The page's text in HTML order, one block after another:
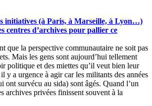
initiatives (à Paris, à Marseille, à Lyon…)
centres d’archives pour pallier ce
que la perspective communautaire ne soit pas
Mais les gens sont aujourd’hui tellement
politique et des miettes qu’il veut bien leur
y a urgence à agir car les militants des années
ont survécu au sida) sont âgés. Quand l’un
archives privées finissent souvent à la